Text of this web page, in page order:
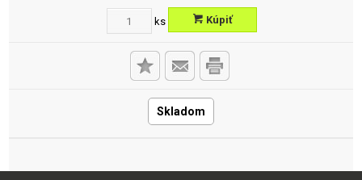
ks Kúpiť
Skladom